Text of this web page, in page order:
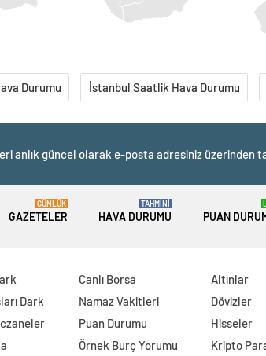
Durumu İstanbul Saatlik Hava Durumu
anlık güncel olarak e-posta adresiniz üzerinden
GAZETELER
GÜNLÜK
HAVA DURUMU
TAHMİNİ
PUAN
Dark
Canlı Borsa
Namaz Vakitleri
Puan Durumu
Örnek Burç Yorumu
Altınlar
Dövizler
Hisseler
Kripto